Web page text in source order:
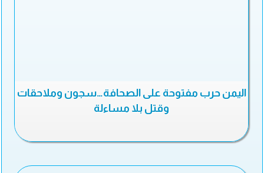
اليمن حرب مفتوحة على الصحافة…سجون وملاحقات
وقتل بلا مساءلة